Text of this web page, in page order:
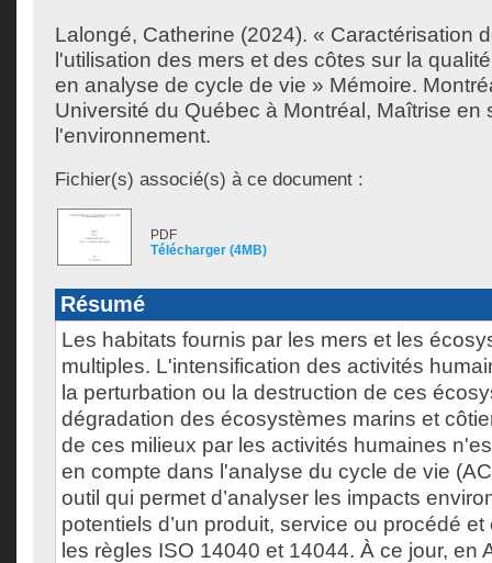
Lalongé, Catherine (2024). « Caractérisation
l'utilisation des mers et des côtes sur la
en analyse de cycle de vie » Mémoire.
Université du Québec à Montréal, Maîtrise en
l'environnement.
Fichier(s) associé(s) à ce document :
PDF
Télécharger (4MB)
Résumé
Les habitats fournis par les mers et les
multiples. L'intensification des activités
la perturbation ou la destruction de ces
dégradation des écosystèmes marins et
de ces milieux par les activités humaines
en compte dans l'analyse du cycle de vie
outil qui permet d’analyser les impacts
potentiels d’un produit, service ou procédé
les règles ISO 14040 et 14044. À ce jour, en